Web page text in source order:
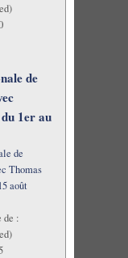
de
1er au
de
Thomas
août
de :